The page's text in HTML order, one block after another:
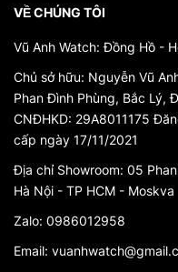
Giá cả cạnh tranh
giúp bạn tiết kiệm
bật lửa chất lượng.
Chất lượng dịch vụ
và thân thiện của
Chính sách bảo
Kết luận
VỀ CHÚNG TÔI
Vũ Anh Watch: Đồng Hồ -
Chủ sở hữu: Nguyễn Vũ
Phan Đình Phùng, Bắc Lý,
CNĐHKD: 29A8011175
cấp ngày 17/11/2021
Địa chỉ Showroom: 05
Hà Nội - TP HCM - Moskva
Zalo: 0986012958
Email: